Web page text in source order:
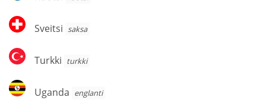
Sveitsi
Sveitsi saksa
Turkki
Turkki turkki
Uganda
Uganda englanti